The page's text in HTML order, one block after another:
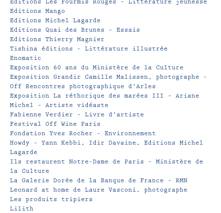
Editions Les Fourmis Rouges – Littérature jeunesse
Editions Mango
Editions Michel Lagarde
Editions Quai des Brunes – Essais
Editions Thierry Magnier
Tishina éditions – Littérature illustrée
Enomatic
Exposition 60 ans du Ministère de la Culture
Exposition Grandir Camille Malissen, photographe –
Off Rencontres photographique d’Arles
Exposition La réthorique des marées III – Ariane
Michel – Artiste vidéaste
Fabienne Verdier – Livre d’artiste
Festival Off Wine Paris
Fondation Yves Rocher – Environnement
Howdy – Yann Kebbi, Idir Davaine, Editions Michel
Lagarde
Ils restaurent Notre-Dame de Paris – Ministère de
la Culture
La Galerie Dorée de la Banque de France – RMN
Leonard at home de Laure Vasconi, photographe
Les produits tripiers
Lilith